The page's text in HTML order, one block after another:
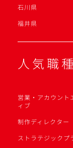
石川県
福井県
人気職種
営業・アカウント
ィブ
制作ディレクター
ストラテジックプ